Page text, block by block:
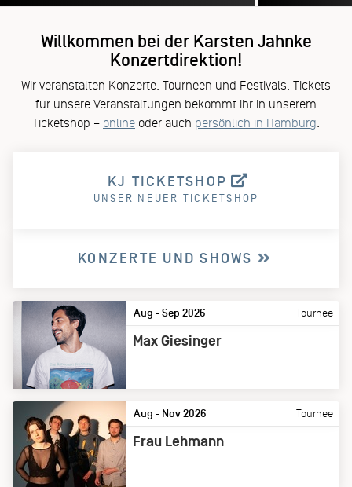
Willkommen bei der Karsten Jahnke
Konzertdirektion!
Wir veranstalten Konzerte, Tourneen und Festivals. Tickets
für unsere Veranstaltungen bekommt ihr in unserem
Ticketshop – online oder auch persönlich in Hamburg
KONZERTE UND SHOWS
KJ TICKETSHOP
UNSER NEUER TICKETSHOP
Tournee
Aug - Sep 2026
Max Giesinger
Tournee
Aug - Nov 2026
Frau Lehmann